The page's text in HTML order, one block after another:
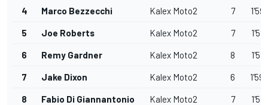
4 Marco Bezzecchi Kalex Moto2 7
5 Joe Roberts Kalex Moto2 7
6 Remy Gardner Kalex Moto2 8
7 Jake Dixon Kalex Moto2 6
8 Fabio Di Giannantonio Kalex Moto2 7